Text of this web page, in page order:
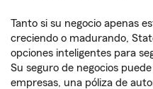
Tanto si su negocio apenas
creciendo o madurando,
opciones inteligentes para
Su seguro de negocios
empresas, una póliza de